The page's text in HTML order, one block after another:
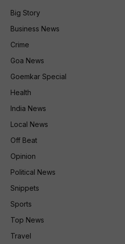
Big Story
Business News
Crime
Goa News
Goemkar Special
Health
India News
Local News
Off Beat
Opinion
Political News
Snippets
Sports
Top News
Travel